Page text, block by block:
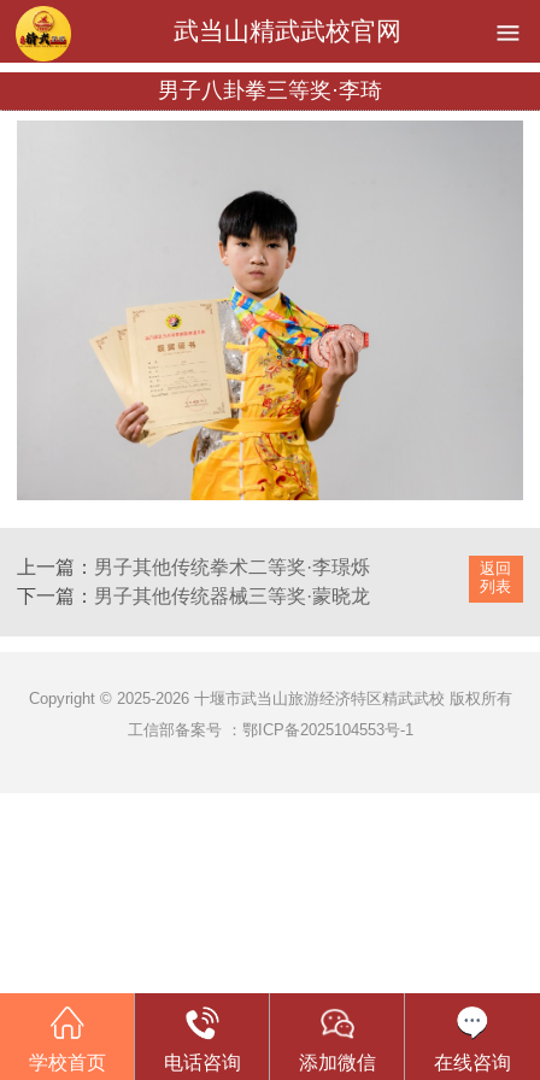
武当山精武武校官网
男子八卦拳三等奖·李琦
返回
列表
上一篇： 男子其他传统拳术二等奖·李璟烁
下一篇： 男子其他传统器械三等奖·蒙晓龙
Copyright © 2025-2026 十堰市武当山旅游经济特区精武武校 版权所有
工信部备案号 ： 鄂ICP备2025104553号-1
学校首页 电话咨询 添加微信 在线咨询